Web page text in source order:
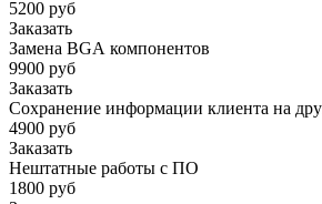
5200 руб
Заказать
Замена BGA компонентов
9900 руб
Заказать
Сохранение информации клиента на
4900 руб
Заказать
Нештатные работы с ПО
1800 руб